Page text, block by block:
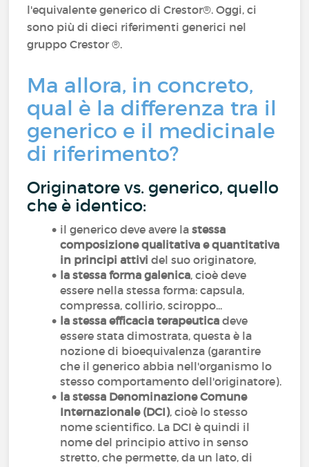
l'equivalente generico di Crestor®. Oggi, ci
sono più di dieci riferimenti generici nel
gruppo Crestor ®.
Ma allora, in concreto,
qual è la differenza tra il
generico e il medicinale
di riferimento?
Originatore vs. generico, quello
che è identico:
il generico deve avere lastessa
composizione qualitativa e quantitativa
in principi attivi del suo originatore,
la stessa forma galenica, cioè deve
essere nella stessa forma: capsula,
compressa, collirio, sciroppo...
la stessa efficacia terapeutica deve
essere stata dimostrata, questa è la
nozione di bioequivalenza (garantire
che il generico abbia nell'organismo lo
stesso comportamento dell'originatore).
la stessa Denominazione Comune
Internazionale (DCI), cioè lo stesso
nome scientifico. La DCI è quindi il
nome del principio attivo in senso
stretto, che permette, da un lato, di